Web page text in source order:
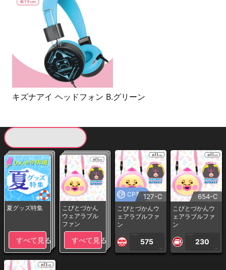
キズナアイ ヘッドフォン B.グリーン
夏グッズ特集
すべて見る
こびとづかん
ウェアラブル
ファン
すべて見る
CP専用127-C
こびとづかんウ
ェアラブルファ
ン
1PLAY
575
CP
654-C
こびとづかんウ
ェアラブルファ
ン
1PLAY
230
CP